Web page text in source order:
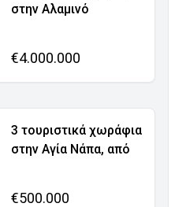
στην Αλαμινό
€4.000.000
3 τουριστικά χωράφια
στην Αγία Νάπα, από
€500.000